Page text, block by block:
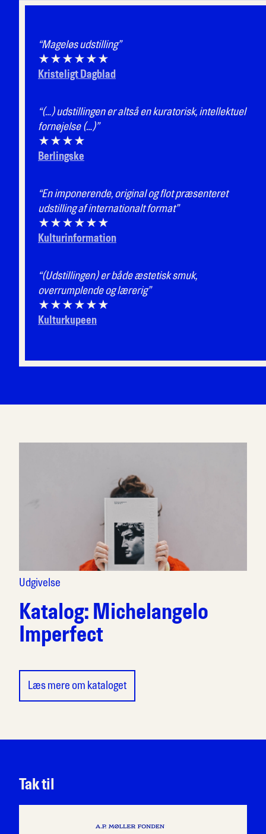
“Mageløs udstilling”
★★★★★★
Kristeligt Dagblad
“(…) udstillingen er altså en kuratorisk, intellektuel
fornøjelse (…)”
★★★★
Berlingske
“En imponerende, original og flot præsenteret
udstilling af internationalt format”
★★★★★★
Kulturinformation
“(Udstillingen) er både æstetisk smuk,
overrumplende og lærerig”
★★★★★★
Kulturkupeen
Udgivelse
Katalog: Michelangelo
Imperfect
Læs mere om kataloget
Tak til